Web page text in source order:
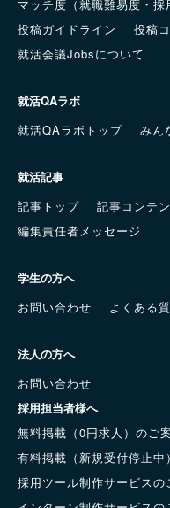
マッチ度（就職難易度・採
投稿ガイドライン
投稿
就活会議Jobsについて
就活QAラボ
就活QAラボトップ
みん
就活記事
記事トップ
記事コンテ
編集責任者メッセージ
学生の方へ
お問い合わせ
よくある
法人の方へ
お問い合わせ
採用担当者様へ
無料掲載（0円求人）のご
有料掲載（新規受付停止中
採用ツール制作サービスの